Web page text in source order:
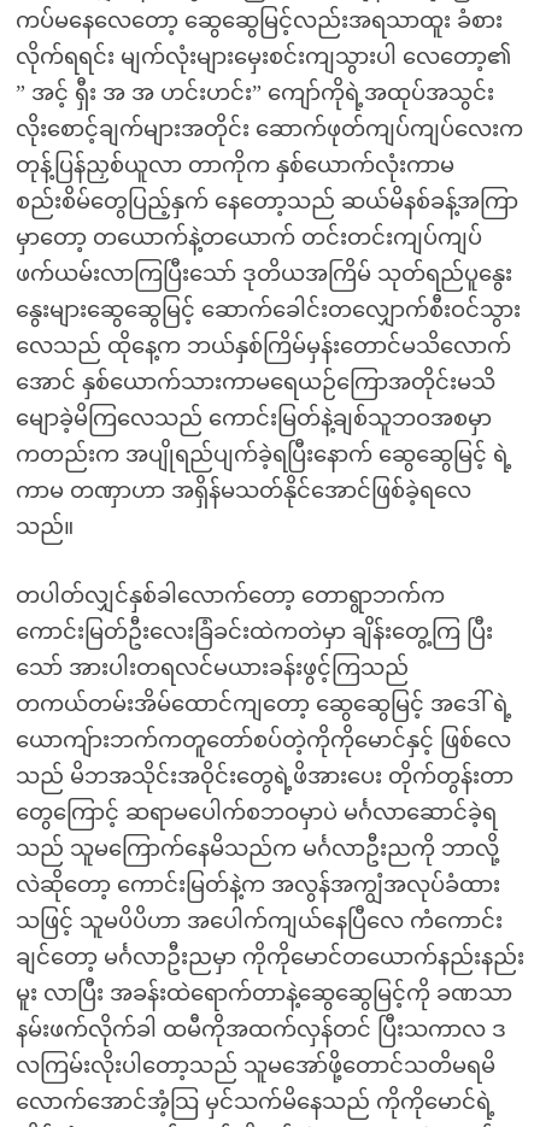
ကပ်မနေလေတော့ ဆွေဆွေမြင့်လည်းအရသာထူး ခံစား
လိုက်ရရင်း မျက်လုံးများမှေးစင်းကျသွားပါ လေတော့၏
” အင့် ရှီး အ အ ဟင်းဟင်း” ကျော်ကိုရဲ့အထုပ်အသွင်း
လိုးစောင့်ချက်များအတိုင်း ဆောက်ဖုတ်ကျပ်ကျပ်လေးက
တုန့်ပြန်ညှစ်ယူလာ တာကိုက နှစ်ယောက်လုံးကာမ
စည်းစိမ်တွေပြည့်နှက် နေတော့သည် ဆယ်မိနစ်ခန့်အကြာ
မှာတော့ တယောက်နဲ့တယောက် တင်းတင်းကျပ်ကျပ်
ဖက်ယမ်းလာကြပြီးသော် ဒုတိယအကြိမ် သုတ်ရည်ပူနွေး
နွေးများဆွေဆွေမြင့် ဆောက်ခေါင်းတလျှောက်စီးဝင်သွား
လေသည် ထိုနေ့က ဘယ်နှစ်ကြိမ်မှန်းတောင်မသိလောက်
အောင် နှစ်ယောက်သားကာမရေယဉ်ကြောအတိုင်းမသိ
မျောခဲ့မိကြလေသည် ကောင်းမြတ်နဲ့ချစ်သူဘဝအစမှာ
ကတည်းက အပျိုရည်ပျက်ခဲ့ရပြီးနောက် ဆွေဆွေမြင့် ရဲ့
ကာမ တဏှာဟာ အရှိန်မသတ်နိုင်အောင်ဖြစ်ခဲ့ရလေ
သည်။
တပါတ်လျှင်နှစ်ခါလောက်တော့ တောရွာဘက်က
ကောင်းမြတ်ဦးလေးခြံခင်းထဲကတဲမှာ ချိန်းတွေ့ကြ ပြီး
သော် အားပါးတရလင်မယားခန်းဖွင့်ကြသည်
တကယ်တမ်းအိမ်ထောင်ကျတော့ ဆွေဆွေမြင့် အဒေါ် ရဲ့
ယောကျ်ားဘက်ကတူတော်စပ်တဲ့ကိုကိုမောင်နှင့် ဖြစ်လေ
သည် မိဘအသိုင်းအဝိုင်းတွေရဲ့ဖိအားပေး တိုက်တွန်းတာ
တွေကြောင့် ဆရာမပေါက်စဘဝမှာပဲ မင်္ဂလာဆောင်ခဲ့ရ
သည် သူမကြောက်နေမိသည်က မင်္ဂလာဦးညကို ဘာလို့
လဲဆိုတော့ ကောင်းမြတ်နဲ့က အလွန်အကျွံအလုပ်ခံထား
သဖြင့် သူမပိပိဟာ အပေါက်ကျယ်နေပြီလေ ကံကောင်း
ချင်တော့ မင်္ဂလာဦးညမှာ ကိုကိုမောင်တယောက်နည်းနည်း
မူး လာပြီး အခန်းထဲရောက်တာနဲ့ဆွေဆွေမြင့်ကို ခဏသာ
နမ်းဖက်လိုက်ခါ ထမီကိုအထက်လှန်တင် ပြီးသကာလ ဒ
လကြမ်းလိုးပါတော့သည် သူမအော်ဖို့တောင်သတိမရမိ
လောက်အောင်အံ့သြ မှင်သက်မိနေသည် ကိုကိုမောင်ရဲ့